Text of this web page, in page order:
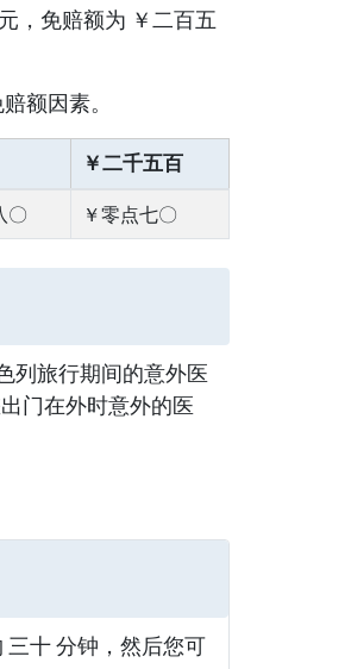
，免赔额为 ￥二百五
额因素。
￥二千五百
〇 ￥零点七〇
列旅行期间的意外医
门在外时意外的医
十 分钟，然后您可